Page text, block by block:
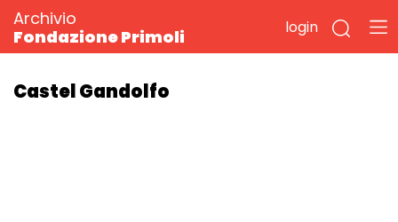
Archivio
Fondazione Primoli
login
Castel Gandolfo